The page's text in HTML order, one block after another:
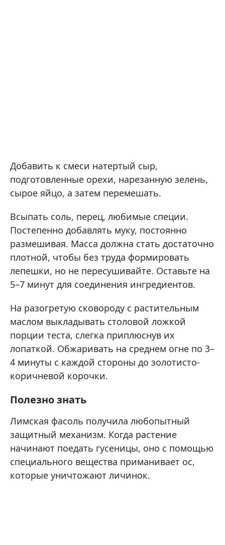
Добавить к смеси натертый сыр,
подготовленные орехи, нарезанную зелень,
сырое яйцо, а затем перемешать.
Всыпать соль, перец, любимые специи.
Постепенно добавлять муку, постоянно
размешивая. Масса должна стать достаточно
плотной, чтобы без труда формировать
лепешки, но не пересушивайте. Оставьте на
5–7 минут для соединения ингредиентов.
На разогретую сковороду с растительным
маслом выкладывать столовой ложкой
порции теста, слегка приплюснув их
лопаткой. Обжаривать на среднем огне по 3–
4 минуты с каждой стороны до золотисто-
коричневой корочки.
Полезно знать
Лимская фасоль получила любопытный
защитный механизм. Когда растение
начинают поедать гусеницы, оно с помощью
специального вещества приманивает ос,
которые уничтожают личинок.